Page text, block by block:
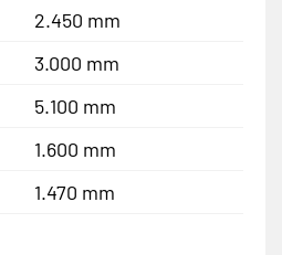
2.450 mm
3.000 mm
5.100 mm
1.600 mm
1.470 mm